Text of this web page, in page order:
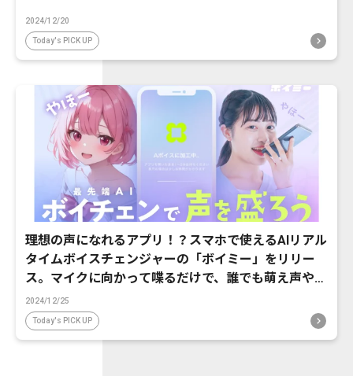
2024/12/20
Today's PICK UP
理想の声になれるアプリ！？スマホで使えるAIリアル
タイムボイスチェンジャーの「ボイミー」をリリー
ス。マイクに向かって喋るだけで、誰でも萌え声やイ
ケボ風に音声変換が可能に。
2024/12/25
Today's PICK UP